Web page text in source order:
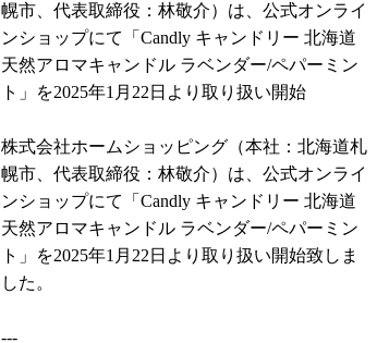
幌市、代表取締役：林敬介）は、公式オンライ
ンショップにて「Candly キャンドリー 北海道
天然アロマキャンドル ラベンダー/ペパーミン
ト」を2025年1月22日より取り扱い開始
株式会社ホームショッピング（本社：北海道札
幌市、代表取締役：林敬介）は、公式オンライ
ンショップにて「Candly キャンドリー 北海道
天然アロマキャンドル ラベンダー/ペパーミン
ト」を2025年1月22日より取り扱い開始致しま
した。
---